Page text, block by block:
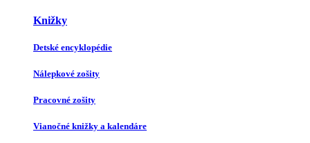
Knižky
Detské encyklopédie
Nálepkové zošity
Pracovné zošity
Vianočné knižky a kalendáre